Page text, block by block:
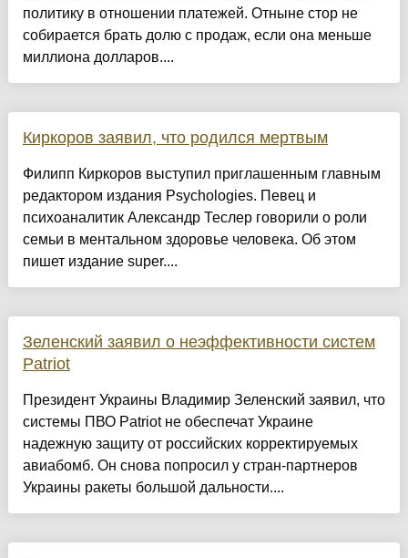
политику в отношении платежей. Отныне стор не
собирается брать долю с продаж, если она меньше
миллиона долларов....
Киркоров заявил, что родился мертвым
Филипп Киркоров выступил приглашенным главным
редактором издания Psychologies. Певец и
психоаналитик Александр Теслер говорили о роли
семьи в ментальном здоровье человека. Об этом
пишет издание super....
Зеленский заявил о неэффективности систем
Patriot
Президент Украины Владимир Зеленский заявил, что
системы ПВО Patriot не обеспечат Украине
надежную защиту от российских корректируемых
авиабомб. Он снова попросил у стран-партнеров
Украины ракеты большой дальности....